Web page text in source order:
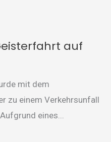
auf
mit dem
zu einem Verkehrsunfall
eines...